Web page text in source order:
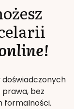
prawa, bez
formalności.